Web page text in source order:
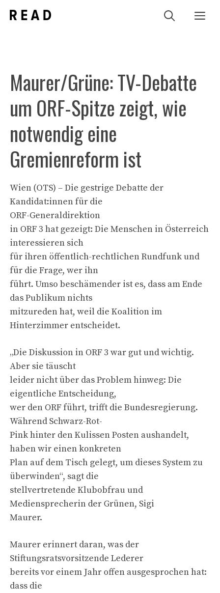
Inhalt
Maurer/Grüne: TV-Debatte
um ORF-Spitze zeigt, wie
notwendig eine
Gremienreform ist
Wien (OTS) – Die gestrige Debatte der
Kandidat:innen für die
ORF-Generaldirektion
in ORF 3 hat gezeigt: Die Menschen in Österreich
interessieren sich
für ihren öffentlich-rechtlichen Rundfunk und
für die Frage, wer ihn
führt. Umso beschämender ist es, dass am Ende
das Publikum nichts
mitzureden hat, weil die Koalition im
Hinterzimmer entscheidet.
„Die Diskussion in ORF 3 war gut und wichtig.
Aber sie täuscht
leider nicht über das Problem hinweg: Die
eigentliche Entscheidung,
wer den ORF führt, trifft die Bundesregierung.
Während Schwarz-Rot-
Pink hinter den Kulissen Posten aushandelt,
haben wir einen konkreten
Plan auf dem Tisch gelegt, um dieses System zu
überwinden“, sagt die
stellvertretende Klubobfrau und
Mediensprecherin der Grünen, Sigi
Maurer.
Maurer erinnert daran, was der
Stiftungsratsvorsitzende Lederer
bereits vor einem Jahr offen ausgesprochen hat:
dass die